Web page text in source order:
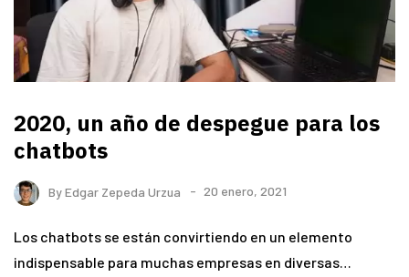
2020, un año de despegue para los
chatbots
ByEdgar Zepeda Urzua 20 enero, 2021
Los chatbots se están convirtiendo en un elemento
indispensable para muchas empresas en diversas…